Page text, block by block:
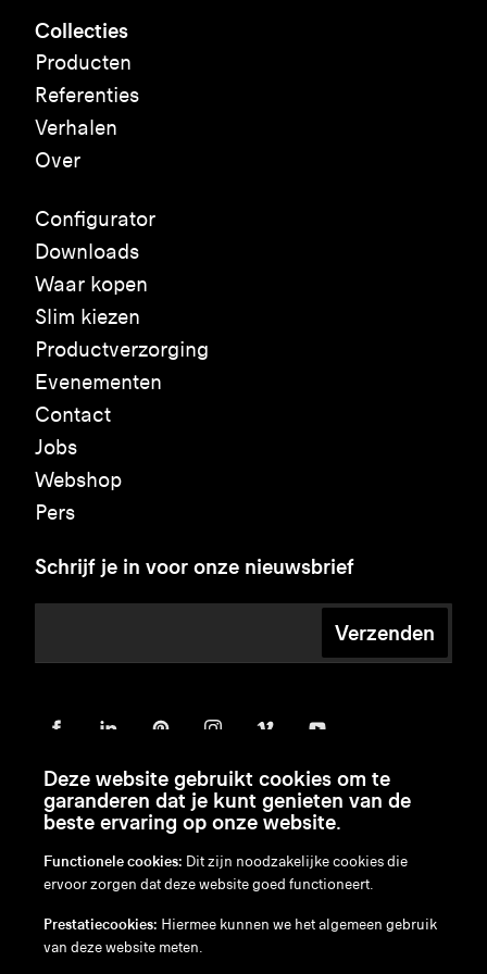
Collecties
Producten
Referenties
Verhalen
Over
Configurator
Downloads
Waar kopen
Slim kiezen
Productverzorging
Evenementen
Contact
Jobs
Webshop
Pers
Schrijf je in voor onze nieuwsbrief
Verzenden
en/nl/fr/de
Disclaimer
Deze website gebruikt cookies om te
garanderen dat je kunt genieten van de
beste ervaring op onze website.
Functionele cookies: Dit zijn noodzakelijke cookies die
ervoor zorgen dat deze website goed functioneert.
Prestatiecookies: Hiermee kunnen we het algemeen gebruik
van deze website meten.